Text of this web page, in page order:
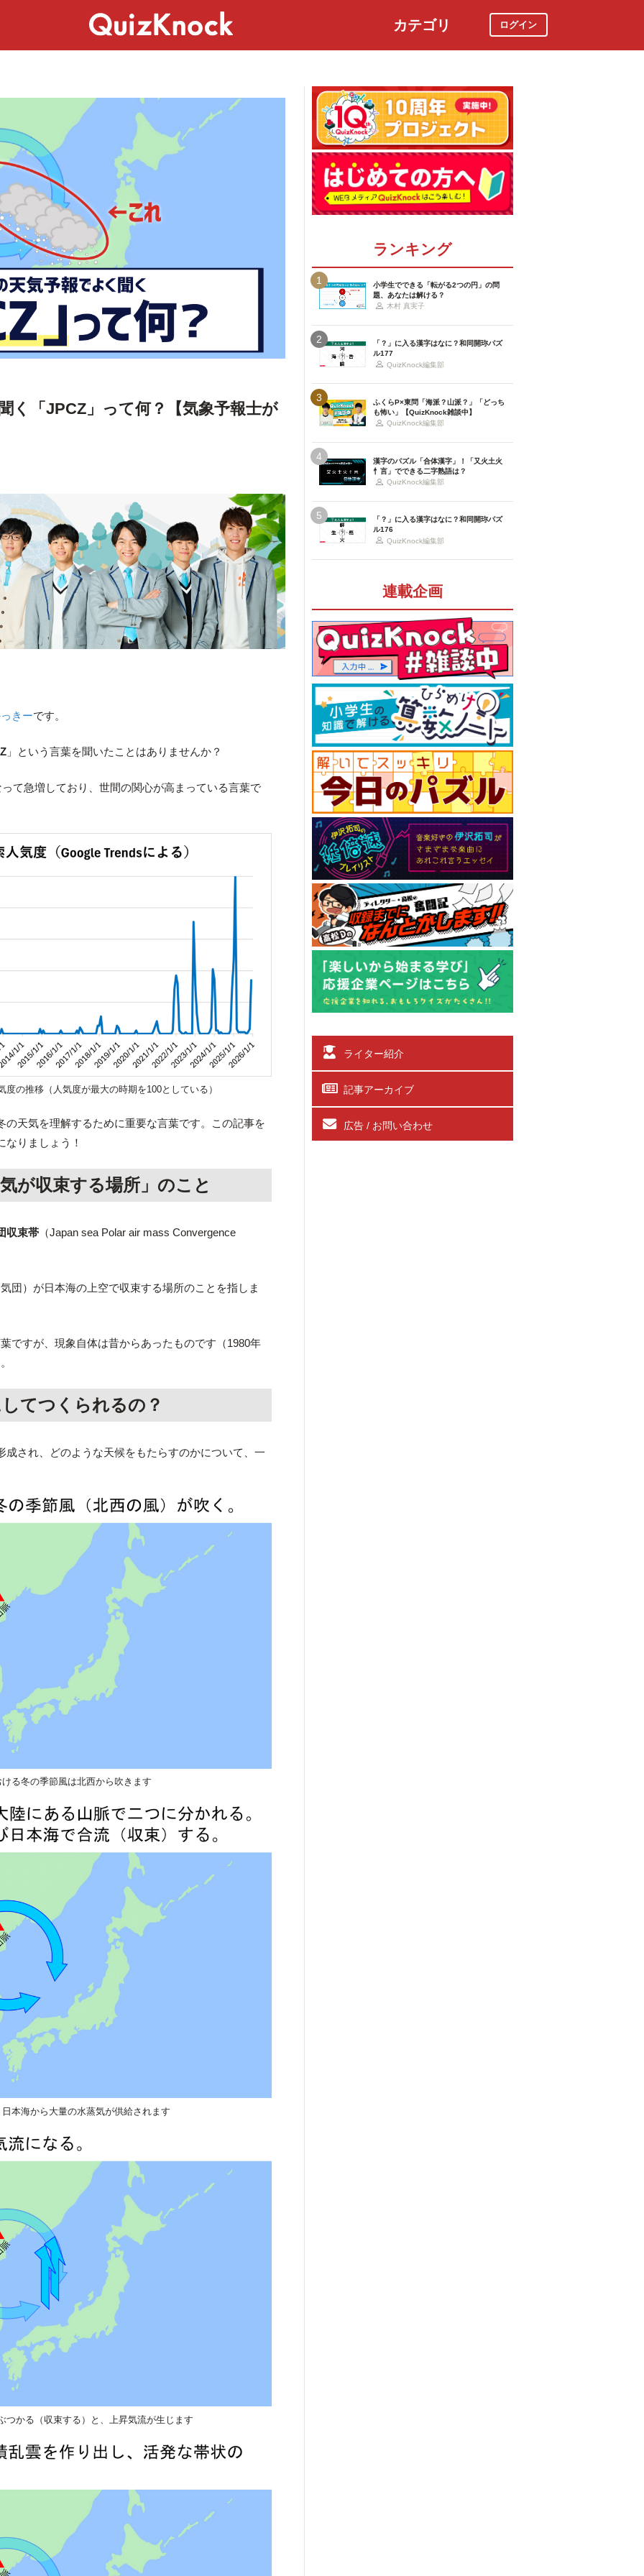
カテゴリ ログイン
く「JPCZ」って何？【気象予報士が
きーです。
」という言葉を聞いたことはありませんか？
て急増しており、世間の関心が高まっている言葉で
の推移（人気度が最大の時期を100としている）
の天気を理解するために重要な言葉です。この記事を
りましょう！
が収束する場所」のこと
収束帯 （Japan sea Polar air mass Convergence
団）が日本海の上空で収束する場所のことを指しま
ですが、現象自体は昔からあったものです（1980年
てつくられるの？
成され、どのような天候をもたらすのかについて、一
る冬の季節風は北西から吹きます
本海から大量の水蒸気が供給されます
かる（収束する）と、上昇気流が生じます
ランキング
1
小学生でできる「転がる2つの円」の問
題、あなたは解ける？
木村 真実子
2
「？」に入る漢字はなに？和同開珎パズ
ル177
QuizKnock編集部
3
ふくらP×東問「海派？山派？」「どっち
も怖い」【QuizKnock雑談中】
QuizKnock編集部
4
漢字のパズル「合体漢字」！「又火土火
忄言」でできる二字熟語は？
QuizKnock編集部
5
「？」に入る漢字はなに？和同開珎パズ
ル176
QuizKnock編集部
連載企画
ライター紹介
記事アーカイブ
広告 / お問い合わせ